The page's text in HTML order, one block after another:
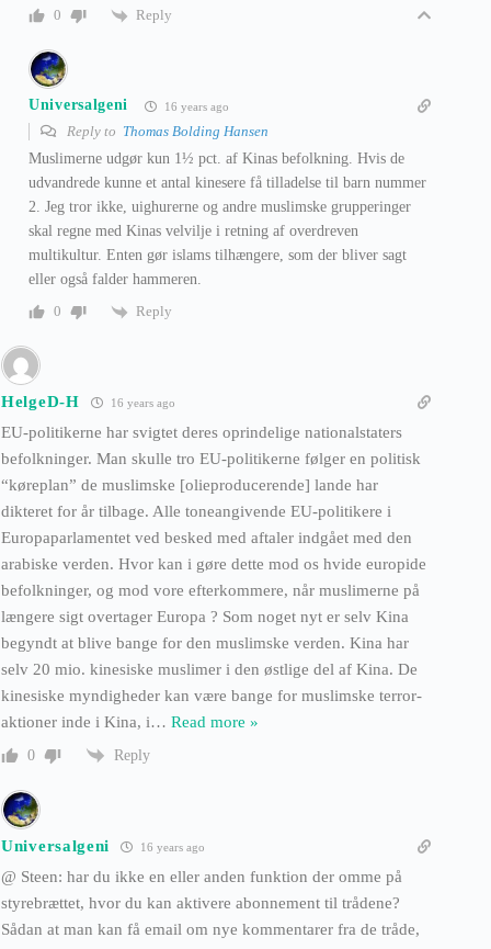
0
Reply
Universalgeni 16 years ago
Reply to Thomas Bolding Hansen
Muslimerne udgør kun 1½ pct. af Kinas befolkning. Hvis de
udvandrede kunne et antal kinesere få tilladelse til barn nummer
2. Jeg tror ikke, uighurerne og andre muslimske grupperinger
skal regne med Kinas velvilje i retning af overdreven
multikultur. Enten gør islams tilhængere, som der bliver sagt
eller også falder hammeren.
0
Reply
HelgeD-H 16 years ago
EU-politikerne har svigtet deres oprindelige nationalstaters
befolkninger. Man skulle tro EU-politikerne følger en politisk
“køreplan” de muslimske [olieproducerende] lande har
dikteret for år tilbage. Alle toneangivende EU-politikere i
Europaparlamentet ved besked med aftaler indgået med den
arabiske verden. Hvor kan i gøre dette mod os hvide europide
befolkninger, og mod vore efterkommere, når muslimerne på
længere sigt overtager Europa ? Som noget nyt er selv Kina
begyndt at blive bange for den muslimske verden. Kina har
selv 20 mio. kinesiske muslimer i den østlige del af Kina. De
kinesiske myndigheder kan være bange for muslimske terror-
aktioner inde i Kina, i… Read more »
0 Reply
Universalgeni 16 years ago
@ Steen: har du ikke en eller anden funktion der omme på
styrebrættet, hvor du kan aktivere abonnement til trådene?
Sådan at man kan få email om nye kommentarer fra de tråde,